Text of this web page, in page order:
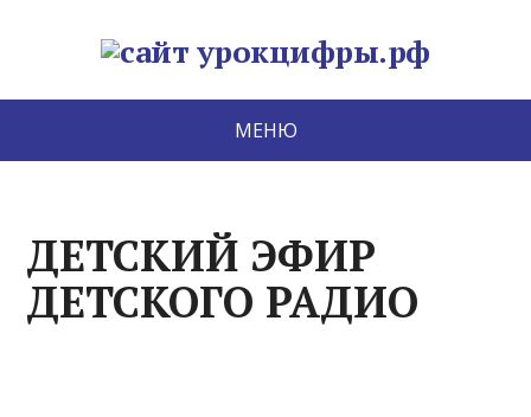
МЕНЮ
ДЕТСКИЙ ЭФИР
ДЕТСКОГО РАДИО